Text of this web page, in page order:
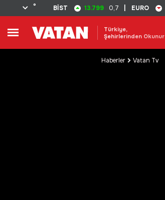
° BİST 13.799 0,7 EURO
Türkiye,
Şehirlerinden Okunur
Haberler Vatan Tv